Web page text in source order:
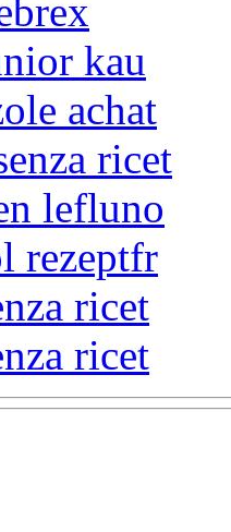
kau
achat
ricet
lefluno
rezeptfr
ricet
ricet